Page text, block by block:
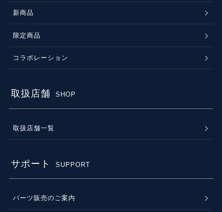
新商品
限定商品
コラボレーション
取扱店舗 SHOP
取扱店舗一覧
サポート SUPPORT
パーツ販売のご案内